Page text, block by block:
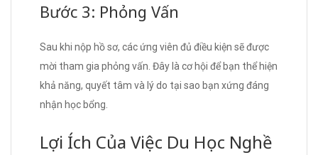
Bước 3: Phỏng Vấn
Sau khi nộp hồ sơ, các ứng viên đủ điều kiện sẽ được
mời tham gia phỏng vấn. Đây là cơ hội để bạn thể hiện
khả năng, quyết tâm và lý do tại sao bạn xứng đáng
nhận học bổng.
Lợi Ích Của Việc Du Học Nghề